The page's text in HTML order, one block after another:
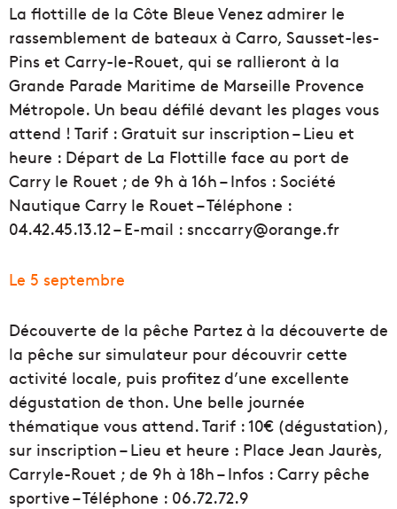
La flottille de la Côte Bleue Venez admirer le
rassemblement de bateaux à Carro, Sausset-les-
Pins et Carry-le-Rouet, qui se rallieront à la
Grande Parade Maritime de Marseille Provence
Métropole. Un beau défilé devant les plages vous
attend ! Tarif : Gratuit sur inscription – Lieu et
heure : Départ de La Flottille face au port de
Carry le Rouet ; de 9h à 16h – Infos : Société
Nautique Carry le Rouet – Téléphone :
04.42.45.13.12 – E-mail : snccarry@orange.fr
Le 5 septembre
Découverte de la pêche Partez à la découverte de
la pêche sur simulateur pour découvrir cette
activité locale, puis profitez d’une excellente
dégustation de thon. Une belle journée
thématique vous attend. Tarif : 10€ (dégustation),
sur inscription – Lieu et heure : Place Jean Jaurès,
Carryle-Rouet ; de 9h à 18h – Infos : Carry pêche
sportive – Téléphone : 06.72.72.9